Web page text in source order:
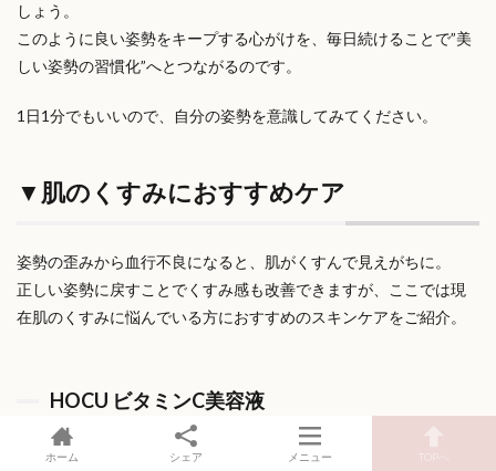
しょう。
このように良い姿勢をキープする心がけを、毎日続けることで”美
しい姿勢の習慣化”へとつながるのです。
1日1分でもいいので、自分の姿勢を意識してみてください。
▼肌のくすみにおすすめケア
姿勢の歪みから血行不良になると、肌がくすんで見えがちに。
正しい姿勢に戻すことでくすみ感も改善できますが、ここでは現
在肌のくすみに悩んでいる方におすすめのスキンケアをご紹介。
HOCU ビタミンC美容液
ホーム シェア メニュー